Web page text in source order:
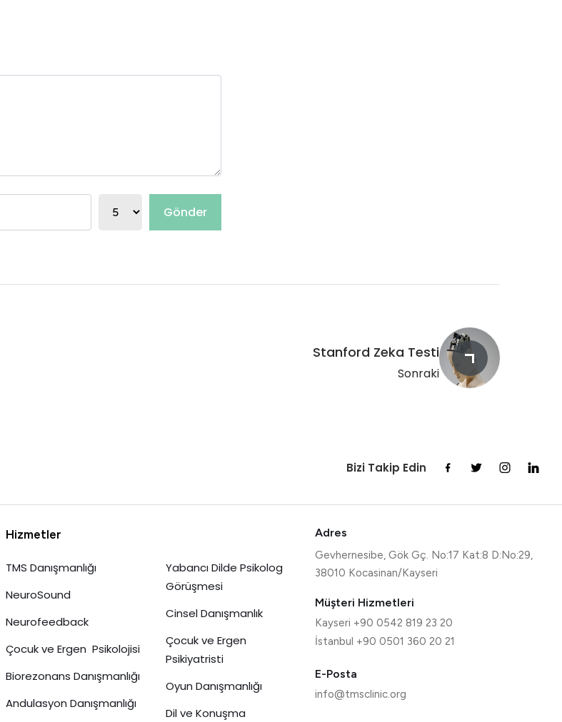
Gönder
Stanford Zeka Testi
Sonraki
Bizi Takip Edin
Hizmetler
TMS Danışmanlığı
NeuroSound
Neurofeedback
Çocuk ve Ergen Psikolojisi
Biorezonans Danışmanlığı
Andulasyon Danışmanlığı
Yabancı Dilde Psikolog
Görüşmesi
Cinsel Danışmanlık
Çocuk ve Ergen
Psikiyatristi
Oyun Danışmanlığı
Dil ve Konuşma
Adres
Gevhernesibe, Gök Gç. No:17 Kat:8 D:No:29,
38010 Kocasinan/Kayseri
Müşteri Hizmetleri
Kayseri +90 0542 819 23 20
İstanbul +90 0501 360 20 21
E-Posta
info@tmsclinic.org